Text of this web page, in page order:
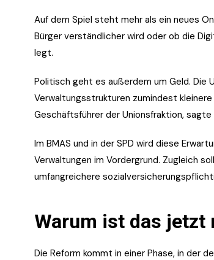
Auf dem Spiel steht mehr als ein neues
Bürger verständlicher wird oder ob die
legt.
Politisch geht es außerdem um Geld. Die
Verwaltungsstrukturen zumindest
Geschäftsführer der Unionsfraktion, sagte
Im BMAS und in der SPD wird diese
Verwaltungen im Vordergrund. Zugleich
umfangreichere
Warum ist das jetzt
Die Reform kommt in einer Phase, in der